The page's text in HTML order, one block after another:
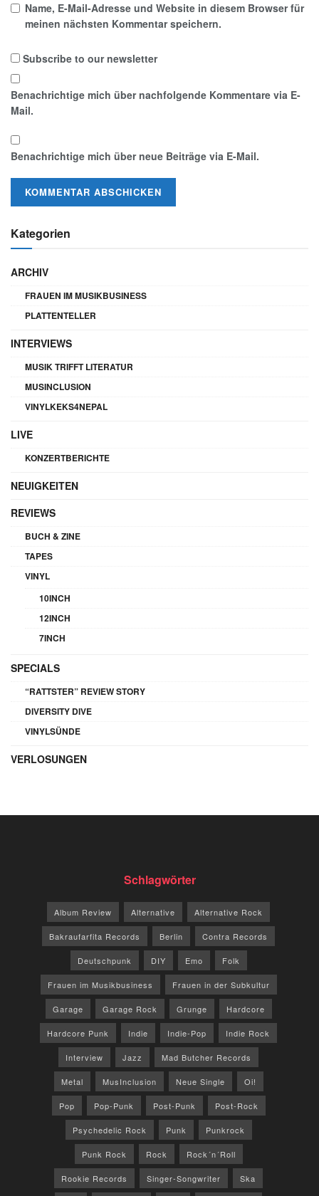
Name, E-Mail-Adresse und Website in diesem Browser für
meinen nächsten Kommentar speichern.
Subscribe to our newsletter
Benachrichtige mich über nachfolgende Kommentare via E-
Mail.
Benachrichtige mich über neue Beiträge via E-Mail.
Kategorien
ARCHIV
FRAUEN IM MUSIKBUSINESS
PLATTENTELLER
INTERVIEWS
MUSIK TRIFFT LITERATUR
MUSINCLUSION
VINYLKEKS4NEPAL
LIVE
KONZERTBERICHTE
NEUIGKEITEN
REVIEWS
BUCH & ZINE
TAPES
VINYL
10INCH
12INCH
7INCH
SPECIALS
“RATTSTER” REVIEW STORY
DIVERSITY DIVE
VINYLSÜNDE
VERLOSUNGEN
Schlagwörter
Album Review Alternative Alternative Rock
Bakraufarfita Records Berlin Contra Records
Deutschpunk DIY Emo Folk
Frauen im Musikbusiness Frauen in der Subkultur
Garage Garage Rock Grunge Hardcore
Hardcore Punk Indie Indie-Pop Indie Rock
Interview Jazz Mad Butcher Records
Metal MusInclusion Neue Single Oi!
Pop Pop-Punk Post-Punk Post-Rock
Psychedelic Rock Punk Punkrock
Punk Rock Rock Rock´n´Roll
Rookie Records Singer-Songwriter Ska